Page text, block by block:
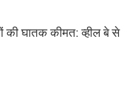
की घातक कीमत: व्हील बे से